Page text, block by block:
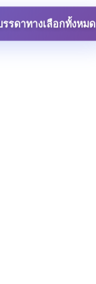
รดาทางเลือกทั้งหมด